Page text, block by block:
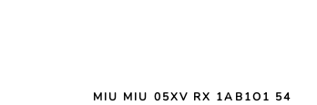
MIU MIU 05XV RX 1AB1O1 54